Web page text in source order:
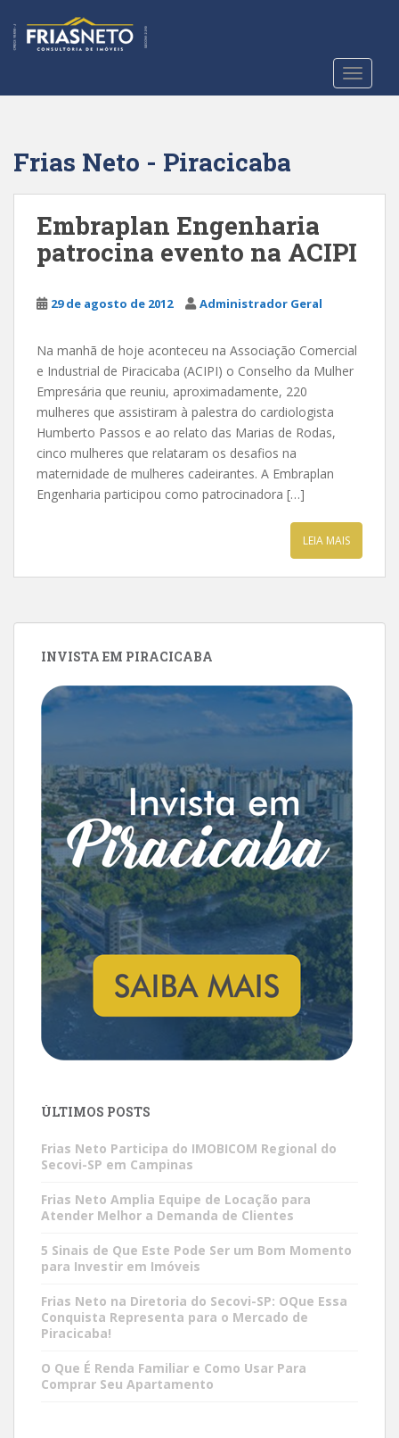
t
Frias Neto - Piracicaba
Embraplan Engenharia
patrocina evento na ACIPI
29 de agosto de 2012 Administrador Geral
Na manhã de hoje aconteceu na Associação Comercial
e Industrial de Piracicaba (ACIPI) o Conselho da Mulher
Empresária que reuniu, aproximadamente, 220
mulheres que assistiram à palestra do cardiologista
Humberto Passos e ao relato das Marias de Rodas,
cinco mulheres que relataram os desafios na
maternidade de mulheres cadeirantes. A Embraplan
Engenharia participou como patrocinadora […]
LEIA MAIS
INVISTA EM PIRACICABA
ÚLTIMOS POSTS
Frias Neto Participa do IMOBICOM Regional do
Secovi-SP em Campinas
Frias Neto Amplia Equipe de Locação para
Atender Melhor a Demanda de Clientes
5 Sinais de Que Este Pode Ser um Bom Momento
para Investir em Imóveis
Frias Neto na Diretoria do Secovi-SP: OQue Essa
Conquista Representa para o Mercado de
Piracicaba!
O Que É Renda Familiar e Como Usar Para
Comprar Seu Apartamento